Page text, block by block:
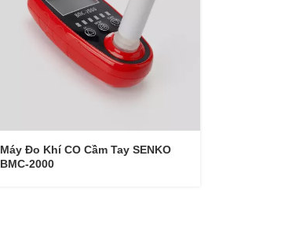
Máy Đo Khí CO Cầm Tay SENKO
BMC-2000